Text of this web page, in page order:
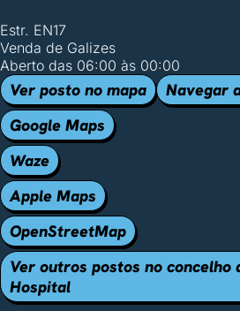
Estr. EN17
Venda de Galizes
Aberto das 06:00 às 00:00
Ver posto no mapa
Navegar
Google Maps
Waze
Apple Maps
OpenStreetMap
Ver outros postos no concelho
Hospital